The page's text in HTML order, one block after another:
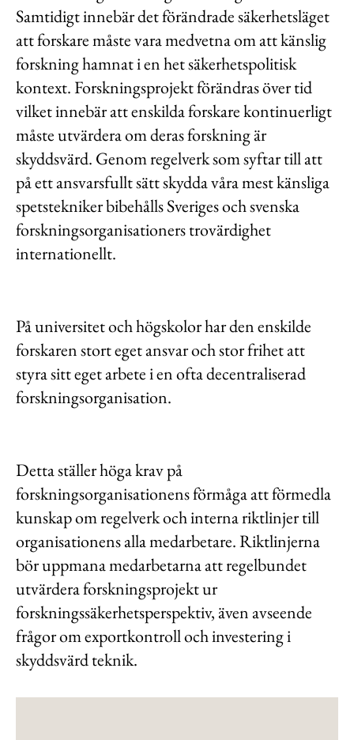
Samtidigt innebär det förändrade säkerhetsläget
att forskare måste vara medvetna om att känslig
forskning hamnat i en het säkerhetspolitisk
kontext. Forskningsprojekt förändras över tid
vilket innebär att enskilda forskare kontinuerligt
måste utvärdera om deras forskning är
skyddsvärd. Genom regelverk som syftar till att
på ett ansvarsfullt sätt skydda våra mest känsliga
spetstekniker bibehålls Sveriges och svenska
forskningsorganisationers trovärdighet
internationellt.
På universitet och högskolor har den enskilde
forskaren stort eget ansvar och stor frihet att
styra sitt eget arbete i en ofta decentraliserad
forskningsorganisation.
Detta ställer höga krav på
forskningsorganisationens förmåga att förmedla
kunskap om regelverk och interna riktlinjer till
organisationens alla medarbetare. Riktlinjerna
bör uppmana medarbetarna att regelbundet
utvärdera forskningsprojekt ur
forskningssäkerhetsperspektiv, även avseende
frågor om exportkontroll och investering i
skyddsvärd teknik.